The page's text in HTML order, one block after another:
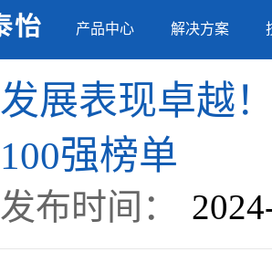
产品中心 解决方案
发展表现卓越
100强榜单
发布时间：